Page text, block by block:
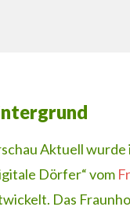
Aktuell wurde
Dörfer“ vom
Das